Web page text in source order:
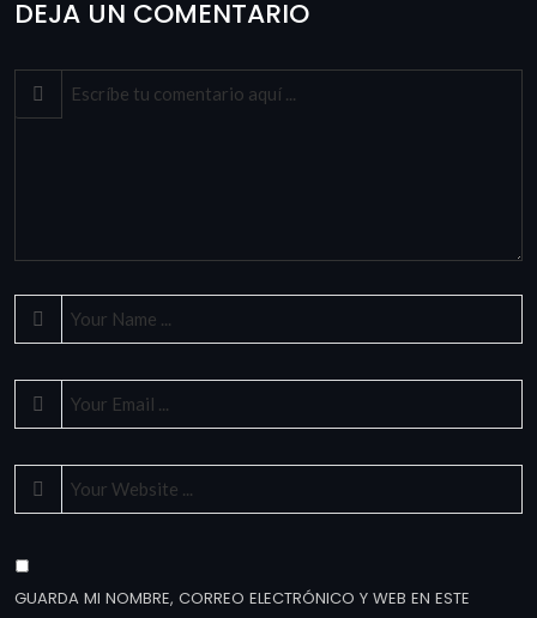
DEJA UN COMENTARIO
GUARDA MI NOMBRE, CORREO ELECTRÓNICO Y WEB EN ESTE